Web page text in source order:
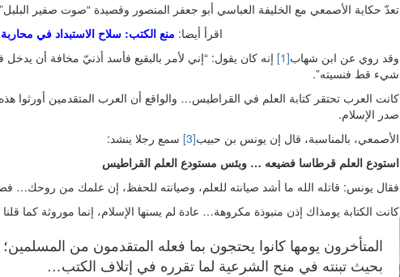
تعدّ حكاية الأصمعي مع الخليفة العباسي أبو جعفر المنصور وقصيدة “صوت صفير
اقرأ أيضا: منع الكتب: سلاح الاستبداد في محاربة
وقد روي عن ابن شهاب[1] إنه كان يقول: “إني لأمر بالبقيع فأسد أذنيّ مخافة أن
شيء قط فنسيته”.
كانت العرب تحتقر كتابة العلم في القراطيس… والواقع أن العرب المتقدمين أورثوا
صدر الإسلام.
الأصمعي، بالمناسبة، قال إن يونس بن حبيب[3]
سمع رجلا ينشد:
استودع العلم قرطاسا فضيعه … وبئس مستودع العلم القراطيس
فقال يونس: قاتله الله ما أشد صيانته للعلم، وصيانته للحفظ، إن علمك من
كانت الكتابة يومذاك إذن منبوذة مكروهة… عادة لم يسنها الإسلام، إنما موروثة كما قلنا
المتأخرون يومها كانوا يحتجون بما فعله المتقدمون من
بحيث تبنته في منح الشرعية لما تقرره في إتلاف الكتب…